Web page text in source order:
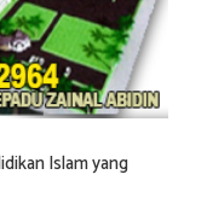
Islam yang